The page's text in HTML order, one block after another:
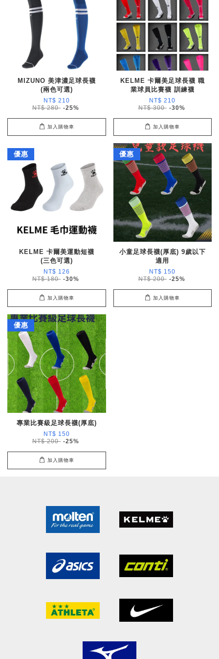
MIZUNO 美津濃足球長襪
(兩色可選)
NT$ 210
NT$ 280 -25%
加入購物車
KELME 卡爾美足球長襪 職
業球員比賽襪 訓練襪
NT$ 210
NT$ 300 -30%
加入購物車
優惠
KELME 卡爾美運動短襪
(三色可選)
NT$ 126
NT$ 180 -30%
加入購物車
優惠
小童足球長襪(厚底) 9歲以下
適用
NT$ 150
NT$ 200 -25%
加入購物車
優惠
專業比賽級足球長襪(厚底)
NT$ 150
NT$ 200 -25%
加入購物車